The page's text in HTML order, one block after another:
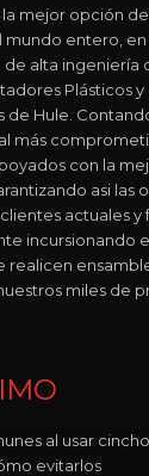
mejor opción
mundo entero,
de alta ingeniería
Plásticos y
de Hule.
más
con la
asi las
actuales y
incursionando
realicen
miles de
al usar
evitarlos